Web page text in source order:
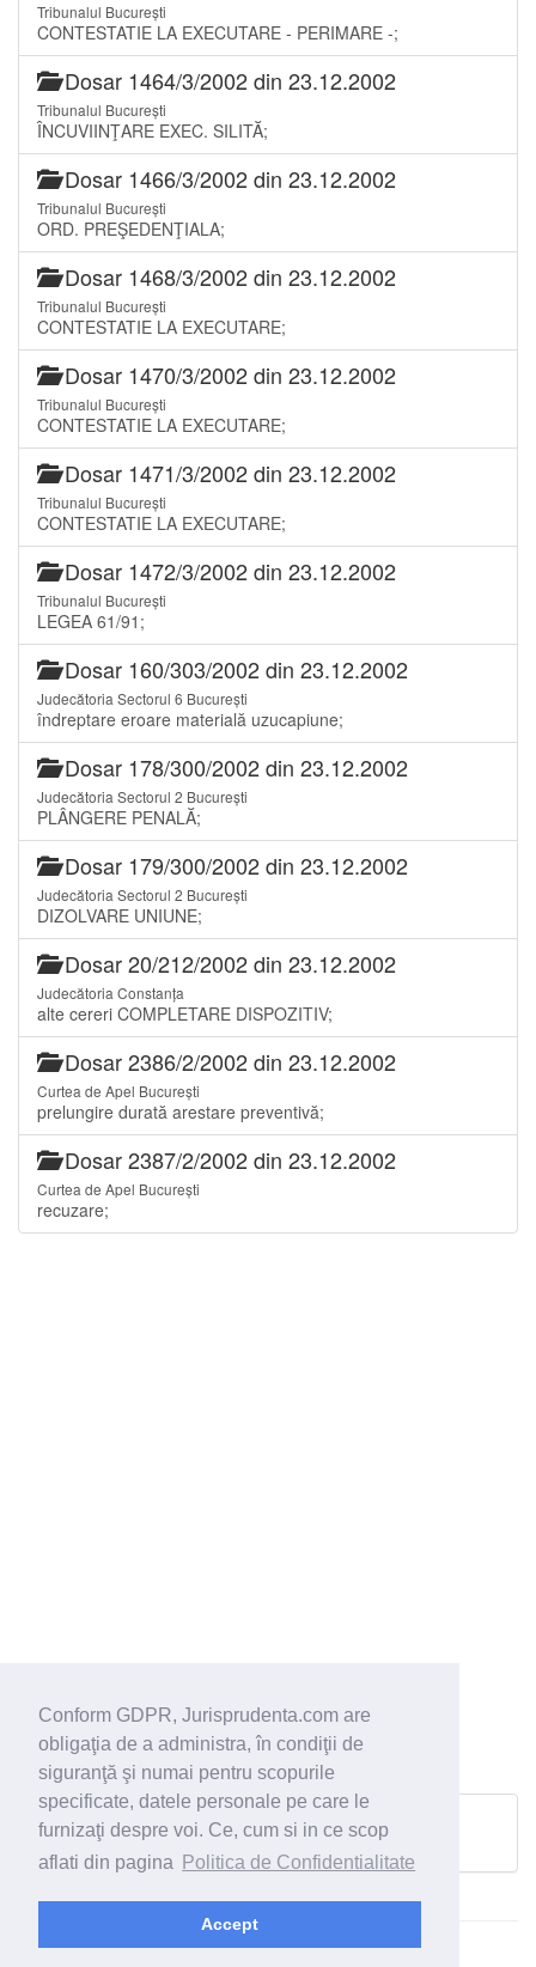
Conform GDPR, Jurisprudenta.com are
obligaţia de a administra, în condiţii de
siguranţă şi numai pentru scopurile
specificate, datele personale pe care le
furnizaţi despre voi. Ce, cum si in ce scop
aflati din pagina
Politica de Confidentialitate
Accept
Tribunalul București
CONTESTATIE LA EXECUTARE - PERIMARE -;
Dosar 1464/3/2002 din 23.12.2002
Tribunalul București
ÎNCUVIINŢARE EXEC. SILITĂ;
Dosar 1466/3/2002 din 23.12.2002
Tribunalul București
ORD. PREŞEDENŢIALA;
Dosar 1468/3/2002 din 23.12.2002
Tribunalul București
CONTESTATIE LA EXECUTARE;
Dosar 1470/3/2002 din 23.12.2002
Tribunalul București
CONTESTATIE LA EXECUTARE;
Dosar 1471/3/2002 din 23.12.2002
Tribunalul București
CONTESTATIE LA EXECUTARE;
Dosar 1472/3/2002 din 23.12.2002
Tribunalul București
LEGEA 61/91;
Dosar 160/303/2002 din 23.12.2002
Judecătoria Sectorul 6 București
îndreptare eroare materială uzucapiune;
Dosar 178/300/2002 din 23.12.2002
Judecătoria Sectorul 2 București
PLÂNGERE PENALĂ;
Dosar 179/300/2002 din 23.12.2002
Judecătoria Sectorul 2 București
DIZOLVARE UNIUNE;
Dosar 20/212/2002 din 23.12.2002
Judecătoria Constanța
alte cereri COMPLETARE DISPOZITIV;
Dosar 2386/2/2002 din 23.12.2002
Curtea de Apel București
prelungire durată arestare preventivă;
Dosar 2387/2/2002 din 23.12.2002
Curtea de Apel București
recuzare;
Pagina urmatoare